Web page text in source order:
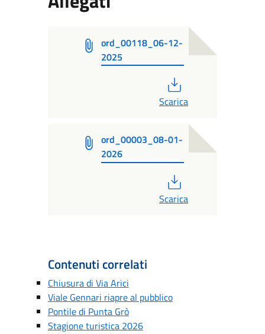
ord_00118_06-12-
2025
Scarica
ord_00003_08-01-
2026
Scarica
Contenuti correlati
Chiusura di Via Arici
Viale Gennari riapre al pubblico
Pontile di Punta Grò
Stagione turistica 2026